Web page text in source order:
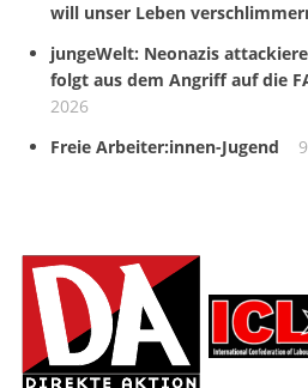
will unser Leben
jungeWelt: Neonazis
folgt aus dem Angriff auf die
2026
Freie Arbeiter:innen-Jugend